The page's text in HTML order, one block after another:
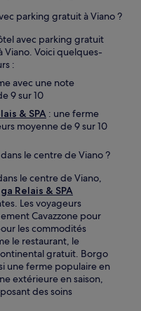
parking gratuit à Viano ?
avec parking gratuit
Viano. Voici quelques-
:
avec une note
9 sur 10
& SPA : une ferme
moyenne de 9 sur 10
le centre de Viano ?
le centre de Viano,
Relais & SPA
Les voyageurs
Cavazzone pour
les commodités
le restaurant, le
gratuit. Borgo
une ferme populaire en
extérieure en saison,
des soins